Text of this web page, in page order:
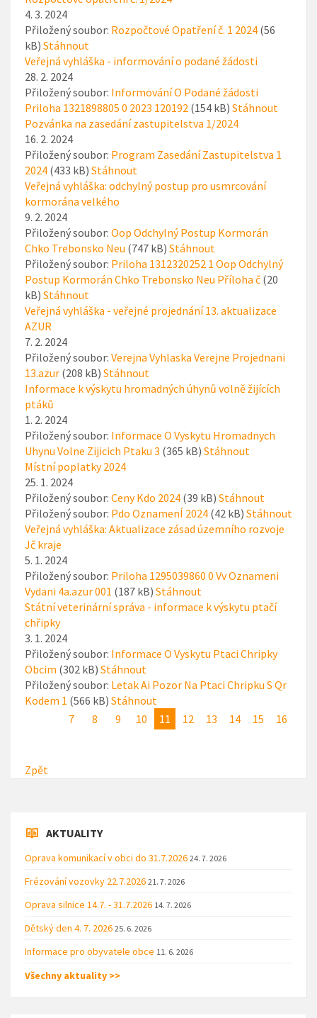
4. 3. 2024
Přiložený soubor: Rozpočtové Opatření č. 1 2024 (56
kB) Stáhnout
Veřejná vyhláška - informování o podané žádosti
28. 2. 2024
Přiložený soubor: Informování O Podané žádosti
Priloha 1321898805 0 2023 120192 (154 kB) Stáhnout
Pozvánka na zasedání zastupitelstva 1/2024
16. 2. 2024
Přiložený soubor: Program Zasedání Zastupitelstva 1
2024 (433 kB) Stáhnout
Veřejná vyhláška: odchylný postup pro usmrcování
kormorána velkého
9. 2. 2024
Přiložený soubor: Oop Odchylný Postup Kormorán
Chko Trebonsko Neu (747 kB) Stáhnout
Přiložený soubor: Priloha 1312320252 1 Oop Odchylný
Postup Kormorán Chko Trebonsko Neu Příloha č (20
kB) Stáhnout
Veřejná vyhláška - veřejné projednání 13. aktualizace
AZUR
7. 2. 2024
Přiložený soubor: Verejna Vyhlaska Verejne Projednani
13.azur (208 kB) Stáhnout
Informace k výskytu hromadných úhynů volně žijících
ptáků
1. 2. 2024
Přiložený soubor: Informace O Vyskytu Hromadnych
Uhynu Volne Zijicich Ptaku 3 (365 kB) Stáhnout
Místní poplatky 2024
25. 1. 2024
Přiložený soubor: Ceny Kdo 2024 (39 kB) Stáhnout
Přiložený soubor: Pdo OznamenÍ 2024 (42 kB) Stáhnout
Veřejná vyhláška: Aktualizace zásad územního rozvoje
Jč kraje
5. 1. 2024
Přiložený soubor: Priloha 1295039860 0 Vv Oznameni
Vydani 4a.azur 001 (187 kB) Stáhnout
Státní veterinární správa - informace k výskytu ptačí
chřipky
3. 1. 2024
Přiložený soubor: Informace O Vyskytu Ptaci Chripky
Obcim (302 kB) Stáhnout
Přiložený soubor: Letak Ai Pozor Na Ptaci Chripku S Qr
Kodem 1 (566 kB) Stáhnout
7
8 9 10 11 12 13 14 15 16
Zpět
AKTUALITY
Oprava komunikací v obci do 31.7.2026 24. 7. 2026
Frézování vozovky 22.7.2026 21. 7. 2026
Oprava silnice 14.7. - 31.7.2026 14. 7. 2026
Dětský den 4. 7. 2026 25. 6. 2026
Informace pro obyvatele obce 11. 6. 2026
Všechny aktuality >>